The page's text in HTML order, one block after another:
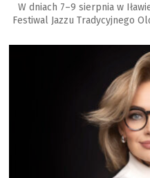
W dniach 7–9 sierpnia w
Festiwal Jazzu Tradycyjnego
a